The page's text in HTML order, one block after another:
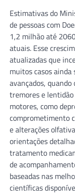
Estimativas do
de pessoas com
1,2 milhão até
atuais. Esse
atualizadas que
muitos casos
avançados,
tremores e
motores, como
comprometimento
e alterações
orientações
tratamento
de
baseadas nas
científicas